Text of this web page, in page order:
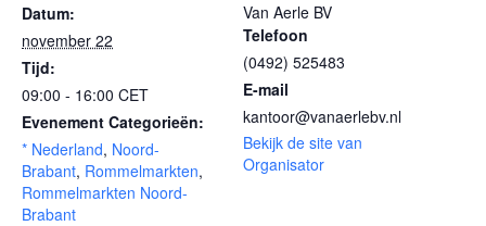
Datum:
november 22
Tijd:
09:00 - 16:00 CET
Evenement Categorieën:
* Nederland, Noord-
Brabant, Rommelmarkten,
Rommelmarkten Noord-
Brabant
Van Aerle BV
Telefoon
(0492) 525483
E-mail
kantoor@vanaerlebv.nl
Bekijk de site van
Organisator